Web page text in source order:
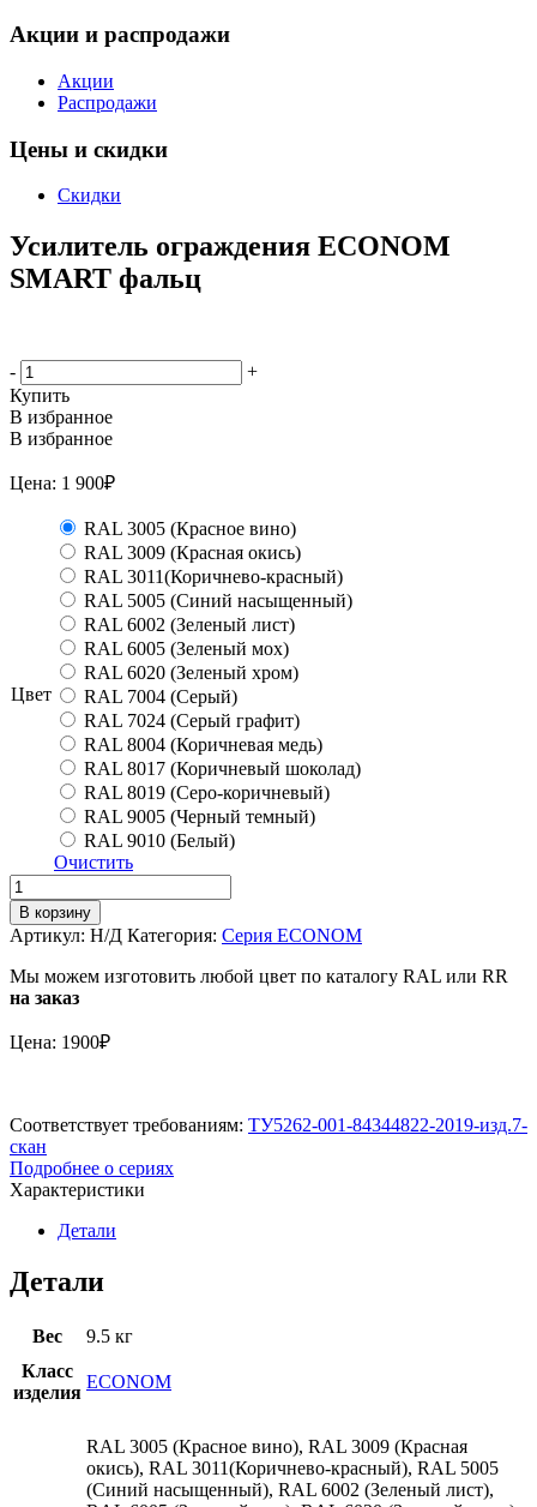
Акции и распродажи
Акции
Распродажи
Цены и скидки
Скидки
Усилитель ограждения ECONOM
SMART фальц
-
+
Купить
В избранное
В избранное
Цена: 1 900₽
Цвет
RAL 3005 (Красное вино)
RAL 3009 (Красная окись)
RAL 3011(Коричнево-красный)
RAL 5005 (Синий насыщенный)
RAL 6002 (Зеленый лист)
RAL 6005 (Зеленый мох)
RAL 6020 (Зеленый хром)
RAL 7004 (Серый)
RAL 7024 (Серый графит)
RAL 8004 (Коричневая медь)
RAL 8017 (Коричневый шоколад)
RAL 8019 (Серо-коричневый)
RAL 9005 (Черный темный)
RAL 9010 (Белый)
Очистить
Количество
Усилитель
ограждения
ECONOM
SMART
фальц
В корзину
Артикул: Н/Д Категория: Серия ECONOM
Мы можем изготовить любой цвет по каталогу RAL или RR
на заказ
Цена: 1900₽
Соответствует требованиям: ТУ5262-001-84344822-2019-изд.7-
скан
Подробнее о сериях
Характеристики
Детали
Детали
Вес
9.5 кг
Класс
изделия
ECONOM
RAL 3005 (Красное вино), RAL 3009 (Красная
окись), RAL 3011(Коричнево-красный), RAL 5005
(Синий насыщенный), RAL 6002 (Зеленый лист),